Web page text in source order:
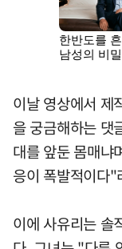
이날 영상에서 제
을 궁금해하는
대를 앞둔 몸매냐
응이 폭발적이다"
이에 사유리는 솔